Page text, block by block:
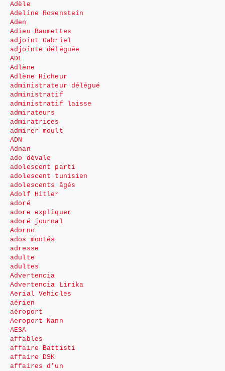
Adèle
Adeline Rosenstein
Aden
Adieu Baumettes
adjoint Gabriel
adjointe déléguée
ADL
Adlène
Adlène Hicheur
administrateur délégué
administratif
administratif laisse
admirateurs
admiratrices
admirer moult
ADN
Adnan
ado dévale
adolescent parti
adolescent tunisien
adolescents âgés
Adolf Hitler
adoré
adore expliquer
adoré journal
Adorno
ados montés
adresse
adulte
adultes
Advertencia
Advertencia Lirika
Aerial Vehicles
aérien
aéroport
Aeroport Nann
AESA
affables
affaire Battisti
affaire DSK
affaires d’un